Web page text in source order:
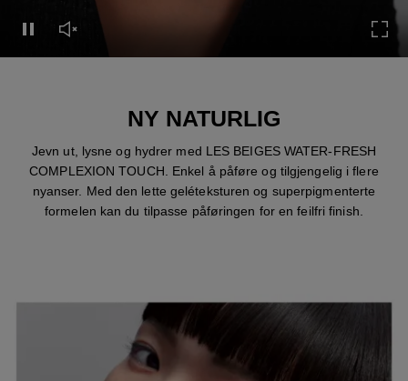
Pause this video
Unmute this video
NY NATURLIG
Jevn ut, lysne og hydrer med LES BEIGES WATER-FRESH
COMPLEXION TOUCH. Enkel å påføre og tilgjengelig i flere
nyanser. Med den lette geléteksturen og superpigmenterte
formelen kan du tilpasse påføringen for en feilfri finish.